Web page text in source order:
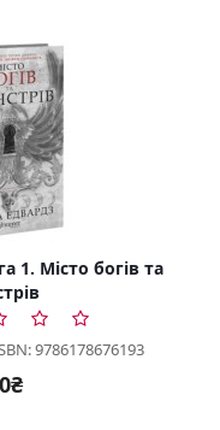
1. Місто богів та
9786178676193